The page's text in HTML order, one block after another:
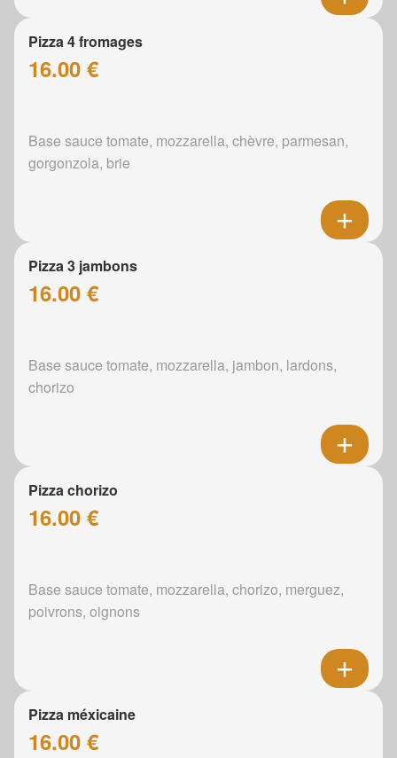
Pizza 4 fromages
16.00 €
Base sauce tomate, mozzarella, chèvre, parmesan,
gorgonzola, brie
Pizza 3 jambons
16.00 €
Base sauce tomate, mozzarella, jambon, lardons,
chorizo
Pizza chorizo
16.00 €
Base sauce tomate, mozzarella, chorizo, merguez,
poivrons, oignons
Pizza méxicaine
16.00 €